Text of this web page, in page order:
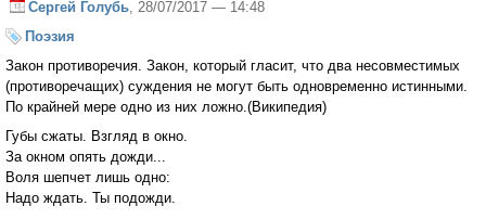
Сергей Голубь, 28/07/2017 — 14:48
Поэзия
Закон противоречия. Закон, который гласит, что два несовместимых
(противоречащих) суждения не могут быть одновременно истинными.
По крайней мере одно из них ложно.(Википедия)
Губы сжаты. Взгляд в окно.
За окном опять дожди...
Воля шепчет лишь одно:
Надо ждать. Ты подожди.